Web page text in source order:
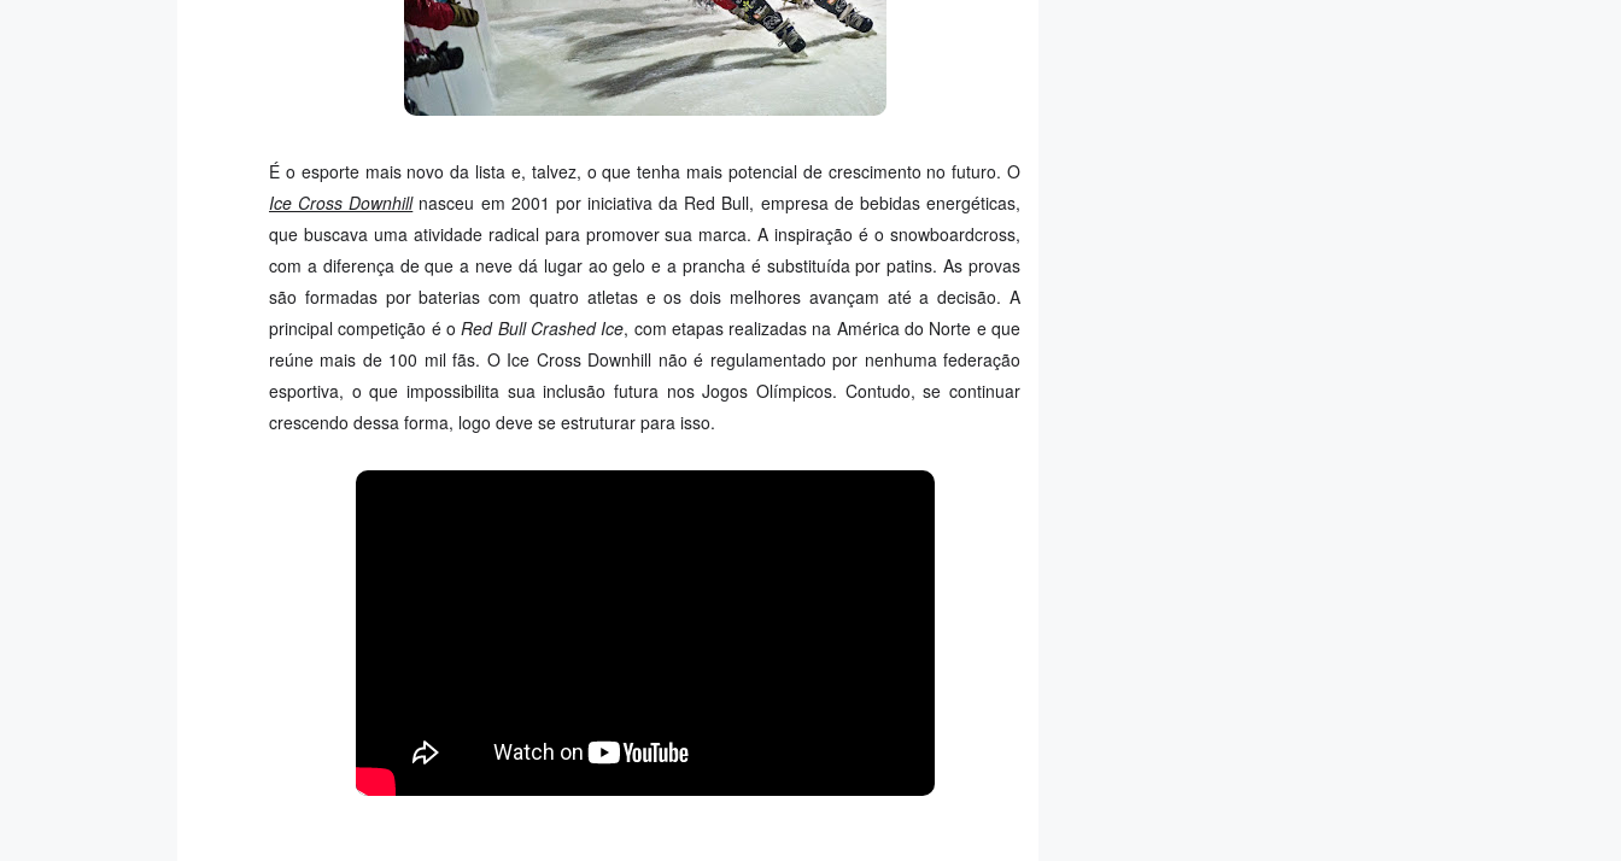
É o esporte mais novo da lista e, talvez, o que tenha mais potencial de crescimento no futuro. O
Ice Cross Downhillnasceu em 2001 por iniciativa da Red Bull, empresa de bebidas energéticas,
que buscava uma atividade radical para promover sua marca. A inspiração é o snowboardcross,
com a diferença de que a neve dá lugar ao gelo e a prancha é substituída por patins. As provas
são formadas por baterias com quatro atletas e os dois melhores avançam até a decisão. A
principal competição é oRed Bull Crashed Ice, com etapas realizadas na América do Norte e que
reúne mais de 100 mil fãs. O Ice Cross Downhill não é regulamentado por nenhuma federação
esportiva, o que impossibilita sua inclusão futura nos Jogos Olímpicos. Contudo, se continuar
crescendo dessa forma, logo deve se estruturar para isso.